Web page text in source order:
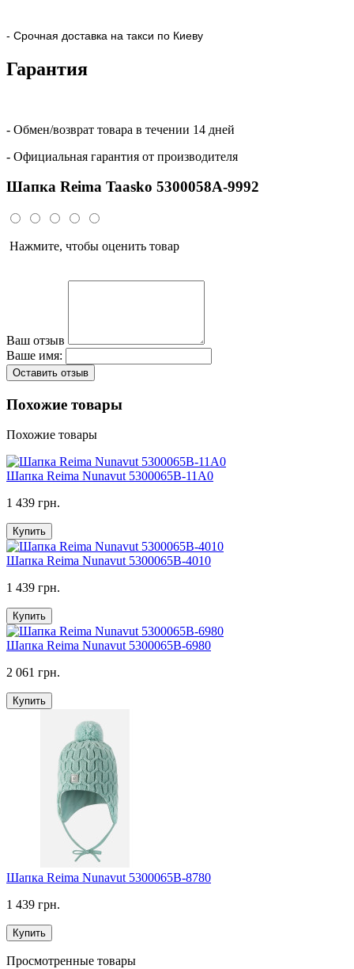
- Срочная доставка на такси по Киеву
Гарантия
- Обмен/возврат товара в течении 14 дней
- Официальная гарантия от производителя
Шапка Reima Taasko 5300058A-9992
Нажмите, чтобы оценить товар
Ваш отзыв
Ваше имя:
Оставить отзыв
Похожие товары
Похожие товары
Шапка Reima Nunavut 5300065B-11A0
1 439 грн.
Купить
Шапка Reima Nunavut 5300065B-4010
1 439 грн.
Купить
Шапка Reima Nunavut 5300065B-6980
2 061 грн.
Купить
Шапка Reima Nunavut 5300065B-8780
1 439 грн.
Купить
Просмотренные товары